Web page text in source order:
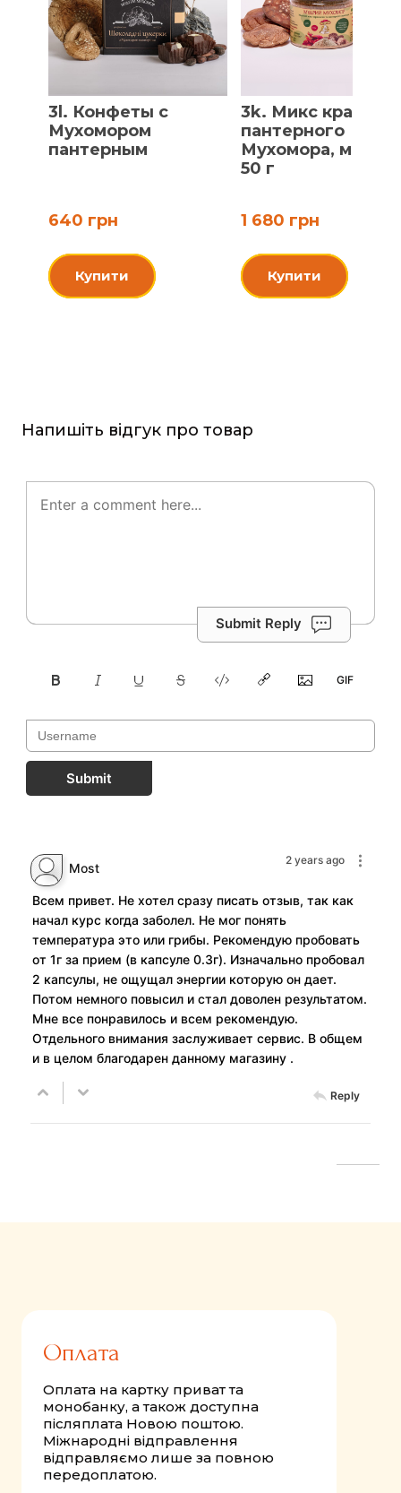
3l. Конфеты с
Мухомором
пантерным
640 грн
Купити
3k. Микс
пантерного
Мухомора,
50 г
1 680 грн
Купити
Напишіть відгук про товар
Submit Reply
Submit
2 years ago
Most
Всем привет. Не хотел сразу писать отзыв, так как
начал курс когда заболел. Не мог понять
температура это или грибы. Рекомендую пробовать
от 1г за прием (в капсуле 0.3г). Изначально пробовал
2 капсулы, не ощущал энергии которую он дает.
Потом немного повысил и стал доволен результатом.
Мне все понравилось и всем рекомендую.
Отдельного внимания заслуживает сервис. В общем
и в целом благодарен данному магазину .
Reply
Оплата
Оплата на картку приват та
монобанку, а також доступна
післяплата Новою поштою.
Міжнародні відправлення
відправляємо лише за повною
передоплатою.